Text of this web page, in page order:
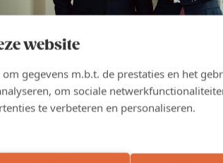
website
gegevens m.b.t. de prestaties en het
om sociale
te verbeteren en personaliseren.
creëer je niet met nieuwe